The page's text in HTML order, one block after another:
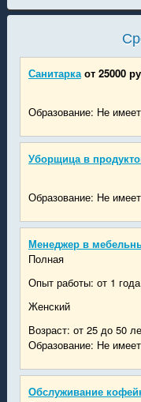
Санитарка от 25000
Образование: Не
Уборщица в
Образование: Не
Менеджер в
Полная
Опыт работы: от 1 года
Женский
Возраст: от 25 до 50
Образование: Не
Обслуживание